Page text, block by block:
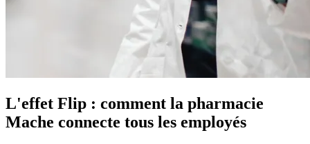
L'effet Flip : comment la pharmacie
Mache connecte tous les employés